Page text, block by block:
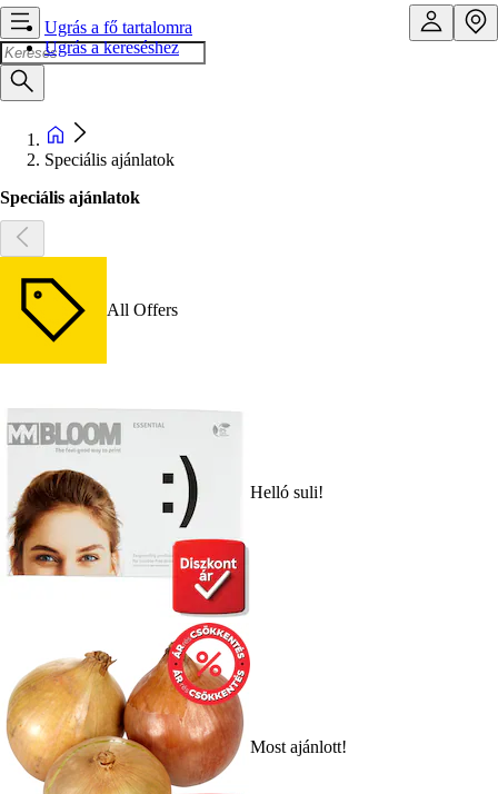
Ugrás a fő tartalomra
Ugrás a kereséshez
Speciális ajánlatok
Speciális ajánlatok
All Offers
Helló suli!
Most ajánlott!